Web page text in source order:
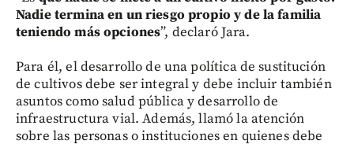
Nadie termina en un riesgo propio y de la familia
teniendo más opciones”, declaró Jara.
Para él, el desarrollo de una política de sustitución
de cultivos debe ser integral y debe incluir también
asuntos como salud pública y desarrollo de
infraestructura vial. Además, llamó la atención
sobre las personas o instituciones en quienes debe